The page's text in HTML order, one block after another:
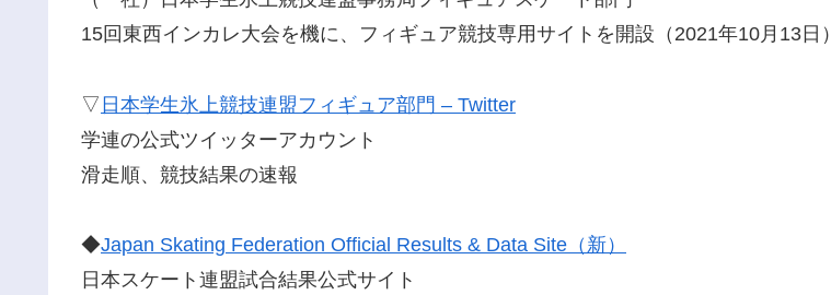
15回東西インカレ大会を機に、フィギュア競技専用サイトを開設（2021年10月13日）
▽ 日本学生氷上競技連盟フィギュア部門 – Twitter
学連の公式ツイッターアカウント
滑走順、競技結果の速報
◆Japan Skating Federation Official Results & Data Site（新）
日本スケート連盟試合結果公式サイト